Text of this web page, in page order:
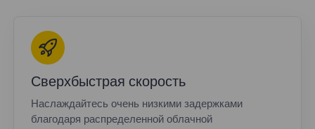
Сверхбыстрая скорость
Наслаждайтесь очень низкими задержками
благодаря распределенной облачной